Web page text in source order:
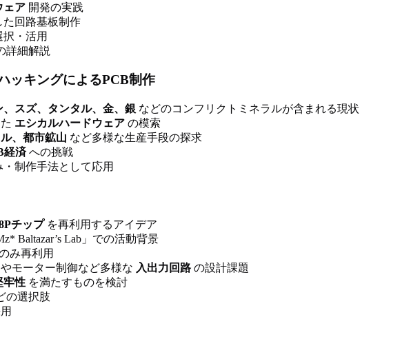
ェア 開発の実践
回路基板制作
・活用
詳細解説
ッキングによるPCB制作
、スズ、タンタル、金、銀 などのコンフリクトミネラルが含まれる現状
エシカルハードウェア の模索
、都市鉱山 など多様な生産手段の探求
経済への挑戦
制作手法として応用
チップを再利用するアイデア
Baltazar’s Lab」での活動背景
み再利用
モーター制御など多様な 入出力回路 の設計課題
牢性 を満たすものを検討
の選択肢